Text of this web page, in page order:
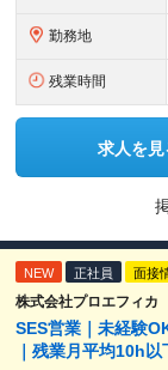
勤務地
残業時間
求人を見
NEW 正社員 面接
株式会社プロエフィカ
SES営業｜未経験
｜残業月平均10h